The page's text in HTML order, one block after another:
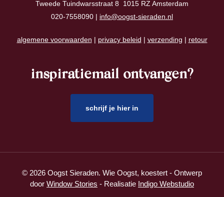
Tweede Tuindwarsstraat 8 1015 RZ Amsterdam
020-7558090 | info@oogst-sieraden.nl
algemene voorwaarden | privacy beleid | verzending | retour
inspiratiemail ontvangen?
schrijf je hier in
© 2026 Oogst Sieraden. Wie Oogst, koestert - Ontwerp
door Window Stories - Realisatie Indigo Webstudio